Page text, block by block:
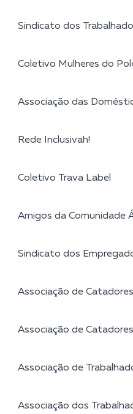
Sindicato dos
Coletivo Mulheres do
Associação das
Rede Inclusivah!
Coletivo Trava Label
Amigos da Comunidade
Sindicato dos
Associação de
Associação de
Associação de
Associação dos